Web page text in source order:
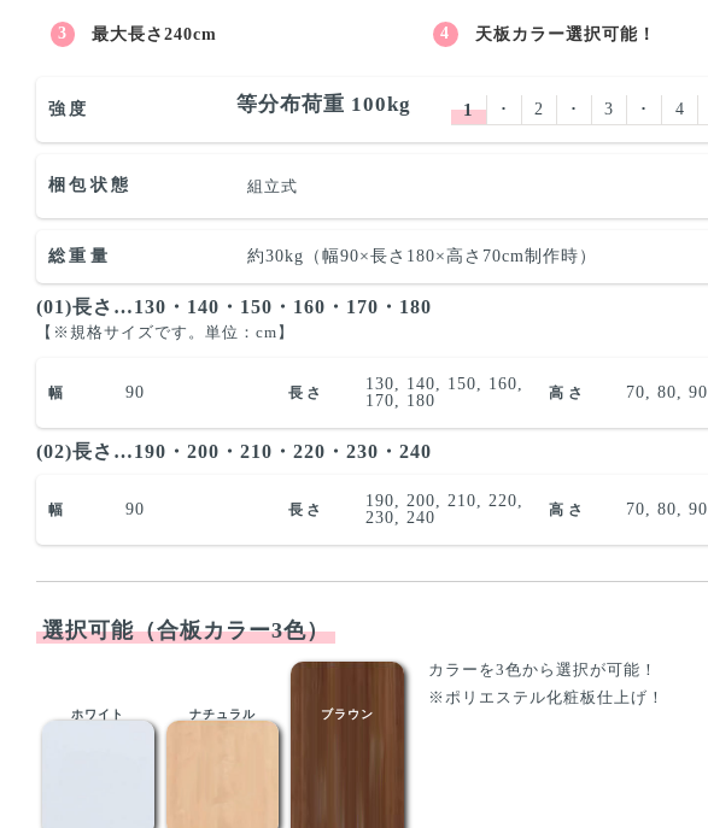
最大長さ240cm 天板カラー選択可能！
強度 等分布荷重 100kg 1 ･ 2 ･ 3 ･ 4
梱包状態 組立式
総重量 約30kg（幅90×長さ180×高さ70cm制作時）
(01)長さ…130・140・150・160・170・180
【※規格サイズです。単位：cm】
幅 90 長さ
130, 140, 150, 160,
170, 180
高さ 70, 80, 90
(02)長さ…190・200・210・220・230・240
幅 90 長さ
190, 200, 210, 220,
230, 240
高さ 70, 80, 90
選択可能（合板カラー3色）
ホワイト ナチュラル ブラウン
カラーを3色から選択が可能！
※ポリエステル化粧板仕上げ！